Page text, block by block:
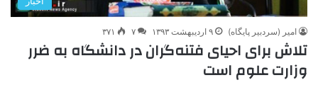
امیر (سردبیر پایگاه) ۹ اردیبهشت ۱۳۹۳ ۷ ۳۷۱
تلاش برای احیای فتنه‌گران در دانشگاه به ضرر
وزارت علوم است